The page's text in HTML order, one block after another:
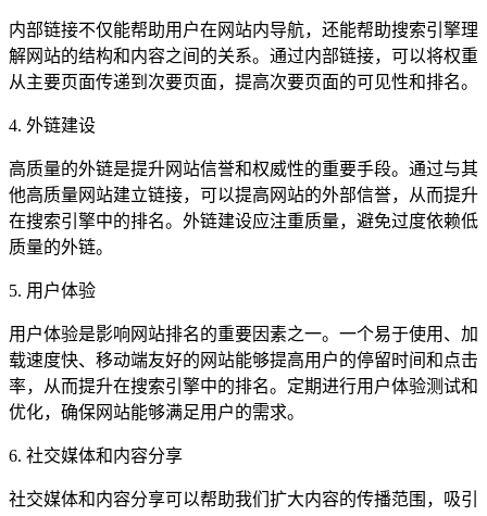
内部链接不仅能帮助用户在网站内导航，还能帮助搜索引擎理
解网站的结构和内容之间的关系。通过内部链接，可以将权重
从主要页面传递到次要页面，提高次要页面的可见性和排名。
4. 外链建设
高质量的外链是提升网站信誉和权威性的重要手段。通过与其
他高质量网站建立链接，可以提高网站的外部信誉，从而提升
在搜索引擎中的排名。外链建设应注重质量，避免过度依赖低
质量的外链。
5. 用户体验
用户体验是影响网站排名的重要因素之一。一个易于使用、加
载速度快、移动端友好的网站能够提高用户的停留时间和点击
率，从而提升在搜索引擎中的排名。定期进行用户体验测试和
优化，确保网站能够满足用户的需求。
6. 社交媒体和内容分享
社交媒体和内容分享可以帮助我们扩大内容的传播范围，吸引